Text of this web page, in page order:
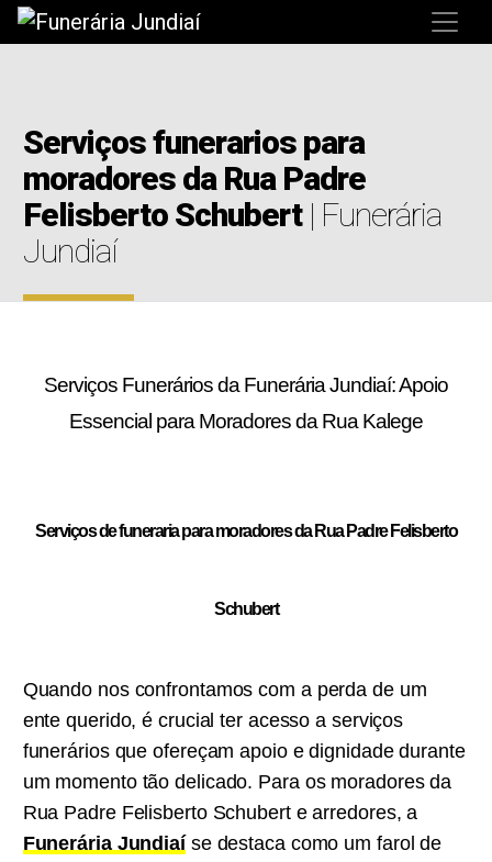
Serviços funerarios para
moradores da Rua Padre
Felisberto Schubert | Funerária
Jundiaí
Serviços Funerários da Funerária Jundiaí: Apoio
Essencial para Moradores da Rua Kalege
Serviços de funeraria para moradores da Rua Padre Felisberto
Schubert
Quando nos confrontamos com a perda de um
ente querido, é crucial ter acesso a serviços
funerários que ofereçam apoio e dignidade durante
um momento tão delicado. Para os moradores da
Rua Padre Felisberto Schubert e arredores, a
Funerária Jundiaíse destaca como um farol de